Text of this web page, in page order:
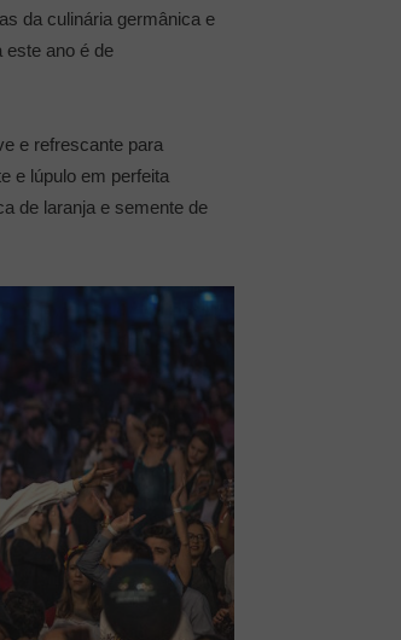
da culinária germânica e
este ano é de
e refrescante para
e lúpulo em perfeita
de laranja e semente de